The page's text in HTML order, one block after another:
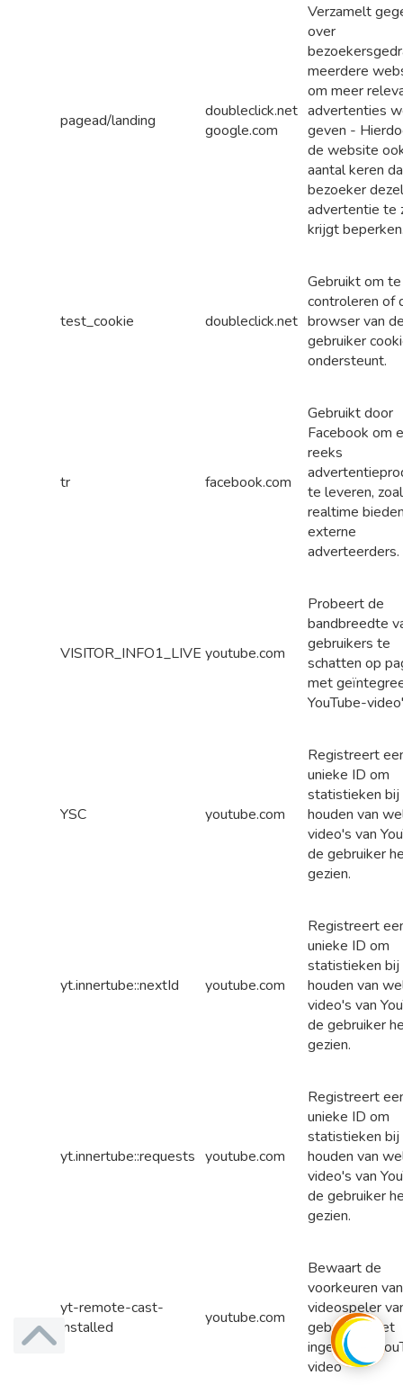
pagead/landing
doubleclick.net
google.com
Verzamelt
over
meerdere
om meer
advertenties
geven -
de website
aantal keren
bezoeker
advertentie te
krijgt
test_cookie doubleclick.net
Gebruikt om te
controleren of
browser van
gebruiker
ondersteunt.
tr facebook.com
Gebruikt door
Facebook om
reeks
te leveren,
realtime
externe
adverteerders.
VISITOR_INFO1_LIVE youtube.com
Probeert de
bandbreedte
gebruikers te
schatten op
met
YouTube-
YSC youtube.com
Registreert
unieke ID om
statistieken
houden van
video's van
de gebruiker
gezien.
yt.innertube::nextId youtube.com
Registreert
unieke ID om
statistieken
houden van
video's van
de gebruiker
gezien.
yt.innertube::requests youtube.com
Registreert
unieke ID om
statistieken
houden van
video's van
de gebruiker
gezien.
yt-remote-cast-
installed
youtube.com
Bewaart de
voorkeuren
videospeler
gebruiker met
ingesloten
video